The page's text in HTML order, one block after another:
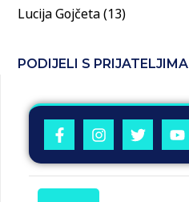
Lucija Gojčeta (13)
PODIJELI S PRIJATELJIMA